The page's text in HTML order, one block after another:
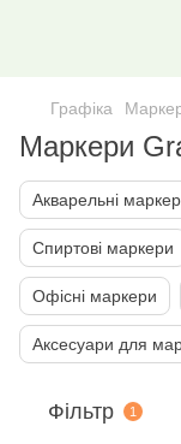
Графіка
Маркери
Акварельні
Спиртові маркери
Офісні маркери
Аксесуари для
Фільтр 1